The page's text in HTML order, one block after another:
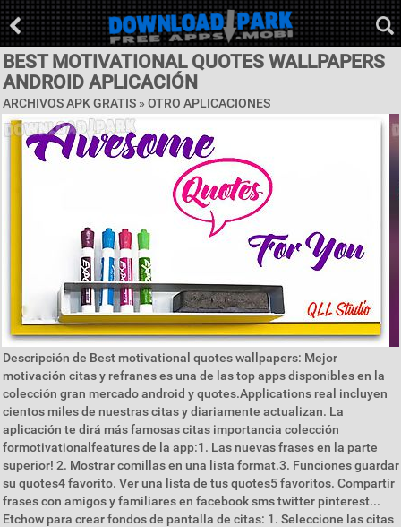
BEST MOTIVATIONAL QUOTES WALLPAPERS
ANDROID APLICACIÓN
ARCHIVOS APK GRATIS » OTRO APLICACIONES
Descripción de Best motivational quotes wallpapers: Mejor
motivación citas y refranes es una de las top apps disponibles en la
colección gran mercado android y quotes.Applications real incluyen
cientos miles de nuestras citas y diariamente actualizan. La
aplicación te dirá más famosas citas importancia colección
formotivationalfeatures de la app:1. Las nuevas frases en la parte
superior! 2. Mostrar comillas en una lista format.3. Funciones guardar
su quotes4 favorito. Ver una lista de tus quotes5 favoritos. Compartir
frases con amigos y familiares en facebook sms twitter pinterest...
Etchow para crear fondos de pantalla de citas: 1. Seleccione las citas